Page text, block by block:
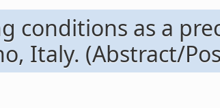
conditions as a
Italy. (Abstract/